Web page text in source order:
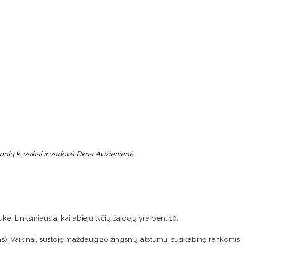
k. vaikai ir vadovė Rima Avižienienė.
Linksmiausia, kai abiejų lyčių žaidėjų yra bent 10.
Vaikinai, sustoję maždaug 20 žingsnių atstumu, susikabinę rankomis